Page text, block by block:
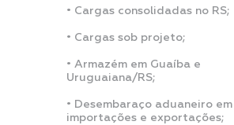
• Cargas consolidadas no RS;
• Cargas sob projeto;
• Armazém em Guaíba e
Uruguaiana/RS;
• Desembaraço aduaneiro em
importações e exportações;